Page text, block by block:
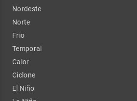
Nordeste
Norte
Frio
Temporal
Calor
Ciclone
El Niño